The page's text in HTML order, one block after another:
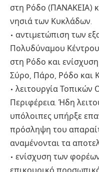
στη Ρόδο (ΠΑΝΑΚΕΙΑ)
νησιά των Κυκλάδων.
• αντιμετώπιση των
Πολυδύναμου
στη Ρόδο και
Σύρο, Πάρο, Ρόδο και
• λειτουργία
Περιφέρεια. Ήδη
υπόλοιπες υπήρξε
πρόσληψη του
αναμένονται τα
• ενίσχυση των